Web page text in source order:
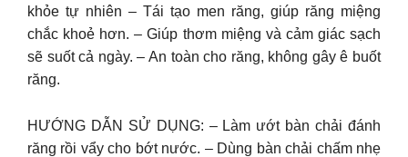
khỏe tự nhiên – Tái tạo men răng, giúp răng miệng
chắc khoẻ hơn. – Giúp thơm miệng và cảm giác sạch
sẽ suốt cả ngày. – An toàn cho răng, không gây ê buốt
răng.
HƯỚNG DẪN SỬ DỤNG: – Làm ướt bàn chải đánh
răng rồi vẩy cho bớt nước. – Dùng bàn chải chấm nhẹ